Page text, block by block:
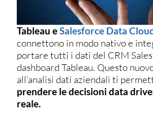
Tableau eSalesforce Data
connettono in modo nativo e
portare tutti i dati del CRM
dashboard Tableau. Questo
all’analisi dati aziendali ti
prendere le decisioni data
reale.